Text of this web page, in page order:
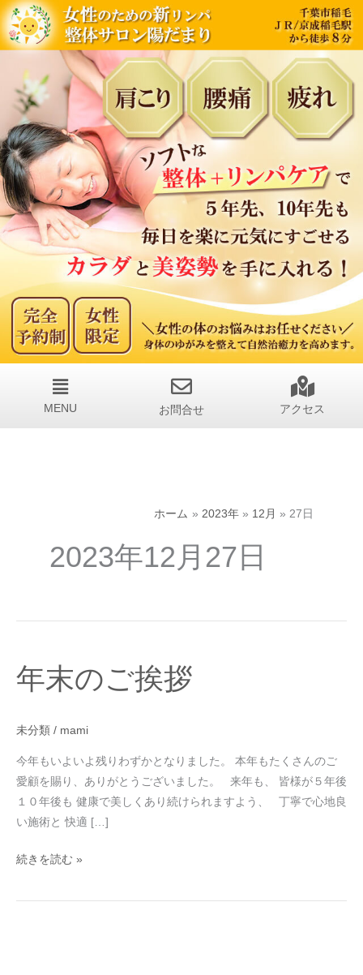
内
容
を
プ
MENU お問合せ アクセス
ホーム 2023年 12月 27日
2023年12月27日
年末のご挨拶
未分類 / mami
今年もいよいよ残りわずかとなりました。 本年もたくさんのご
愛顧を賜り、ありがとうございました。 来年も、 皆様が５年後
１０年後も 健康で美しくあり続けられますよう、 丁寧で心地良
い施術と 快適 […]
末
挨
拶
続きを読む »